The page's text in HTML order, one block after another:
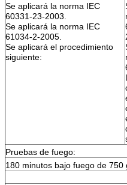
Se aplicará la norma IEC
60331-23-2003.
Se aplicará la norma IEC
61034-2-2005.
Se aplicará el procedimiento
siguiente:
Pruebas de fuego:
180 minutos bajo fuego de 750